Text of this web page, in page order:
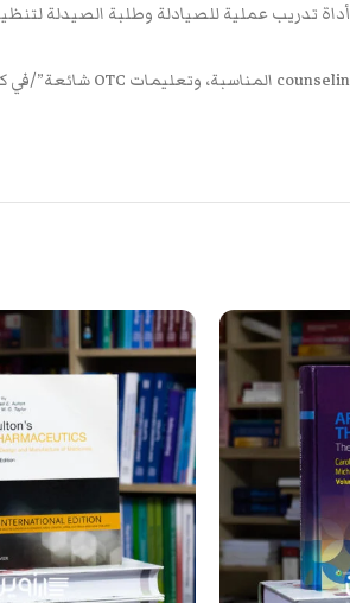
أداة تدريب عملية للصيادلة وطلبة الصيدلة